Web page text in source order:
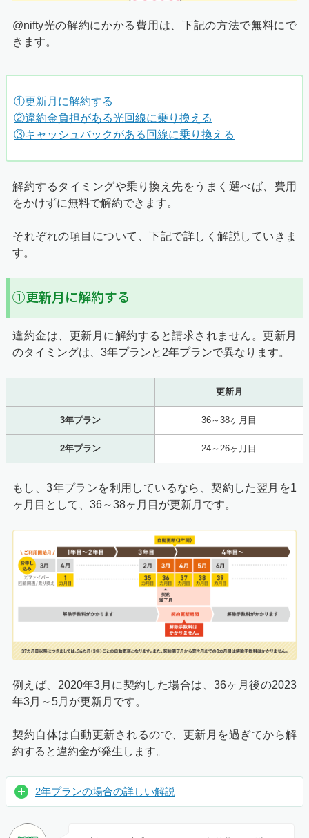
@nifty光の解約にかかる費用は、下記の方法で無料にで
きます。
①更新月に解約する
②違約金負担がある光回線に乗り換える
③キャッシュバックがある回線に乗り換える
解約するタイミングや乗り換え先をうまく選べば、費用
をかけずに無料で解約できます。
それぞれの項目について、下記で詳しく解説していきま
す。
①更新月に解約する
違約金は、更新月に解約すると請求されません。更新月
のタイミングは、3年プランと2年プランで異なります。
更新月
3年プラン 36～38ヶ月目
2年プラン 24～26ヶ月目
もし、3年プランを利用しているなら、契約した翌月を1
ヶ月目として、36～38ヶ月目が更新月です。
例えば、2020年3月に契約した場合は、36ヶ月後の2023
年3月～5月が更新月です。
契約自体は自動更新されるので、更新月を過ぎてから解
約すると違約金が発生します。
2年プランの場合の詳しい解説